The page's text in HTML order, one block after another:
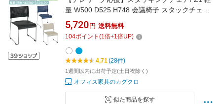
量 W500 D525 H748 会議椅子 スタックチェア
会議チェア ミーティングチェア 会議用椅子 グ
ループチェア 会議室用椅子 垂直スタッキング
肘付き 肘掛け 積重 積み重ね アイボリー/ブラッ
ク/ブルー PZ-110Z【個人宅配送費込B】
5,720 円 送料無料
104ポイント (1倍+1倍UP)
4.71(28件)
1週間以内に出荷予定(土日祝除く)
オフィス家具のカグクロ
似た商品を探す